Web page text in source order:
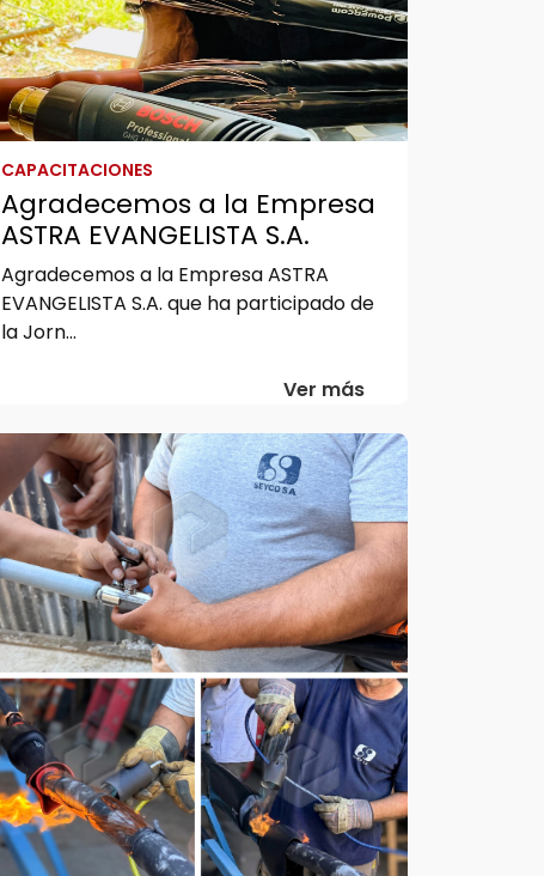
CAPACITACIONES
Agradecemos a la Empresa
ASTRA EVANGELISTA S.A.
Agradecemos a la Empresa ASTRA
EVANGELISTA S.A. que ha participado de
la Jorn...
Ver más